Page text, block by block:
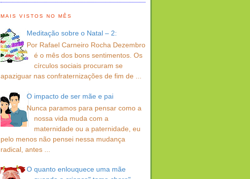
MAIS VISTOS NO MÊS
Meditação sobre o Natal – 2:
Por Rafael Carneiro Rocha Dezembro
é o mês dos bons sentimentos. Os
círculos sociais procuram se
apaziguar nas confraternizações de fim de ...
O impacto de ser mãe e pai
Nunca paramos para pensar como a
nossa vida muda com a
maternidade ou a paternidade, eu
pelo menos não pensei nessa mudança
radical, antes ...
O quanto enlouquece uma mãe